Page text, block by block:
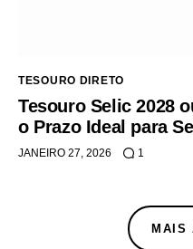
TESOURO DIRETO
Tesouro Selic 2028
o Prazo Ideal para
JANEIRO 27, 2026 1
MAIS